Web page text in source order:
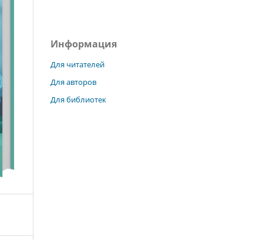
Информация
Для читателей
Для авторов
Для библиотек